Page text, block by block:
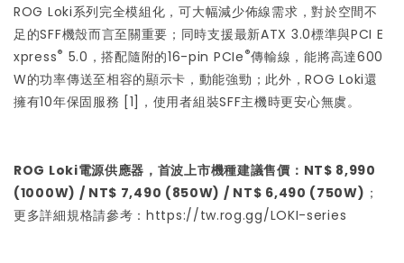
ROG Loki系列完全模組化，可大幅減少佈線需求，對於空間不
足的SFF機殼而言至關重要；同時支援最新ATX 3.0標準與PCI E
xpress® 5.0，搭配隨附的16-pin PCIe ®傳輸線，能將高達600
W的功率傳送至相容的顯示卡，動能強勁；此外，ROG Loki還
擁有10年保固服務 [1]，使用者組裝SFF主機時更安心無虞。
ROG Loki電源供應器，首波上市機種建議售價：NT$ 8,990
(1000W) / NT$ 7,490 (850W) / NT$ 6,490 (750W) ；
更多詳細規格請參考： https://tw.rog.gg/LOKI-series